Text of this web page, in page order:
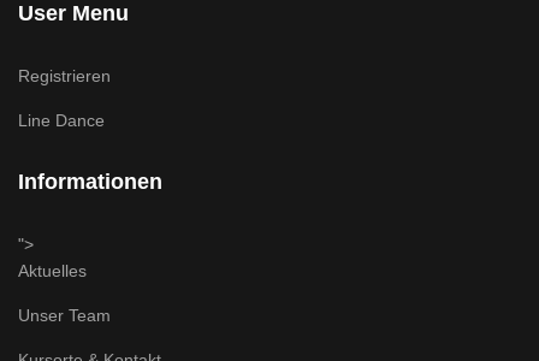
User Menu
Registrieren
Line Dance
Informationen
">
Aktuelles
Unser Team